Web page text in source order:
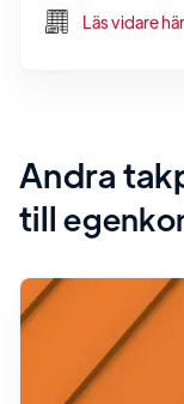
Läs vidare här
Andra
till